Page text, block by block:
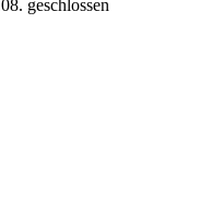
geschlossen